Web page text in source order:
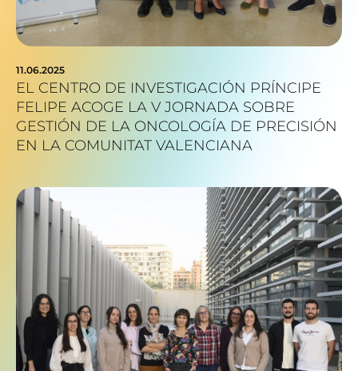
11.06.2025
EL CENTRO DE INVESTIGACIÓN PRÍNCIPE
FELIPE ACOGE LA V JORNADA SOBRE
GESTIÓN DE LA ONCOLOGÍA DE PRECISIÓN
EN LA COMUNITAT VALENCIANA